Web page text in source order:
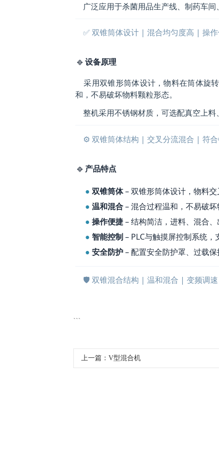
广泛应用于杀菌用品生产线、制药车
✅ 双锥筒体设计 | 混合均匀度高 | 操
🔹 设备原理
采用双锥形筒体设计，物料在筒体旋
和，不易破坏物料颗粒形态。
整机采用不锈钢材质，可选配真空上
⚙️ 双锥筒体结构 | 交叉分流混合 | 符
🔹 产品特点
● 双锥筒体– 双锥形筒体设计，物料
● 温和混合– 混合过程温和，不易破
● 操作便捷– 结构简洁，进料、混合
● 智能控制– PLC与触摸屏控制系统
● 安全防护– 配置安全防护罩、过载
🛡️ 双锥混合结构 | 温和混合 | 变频调
```
上一篇： V型混合机